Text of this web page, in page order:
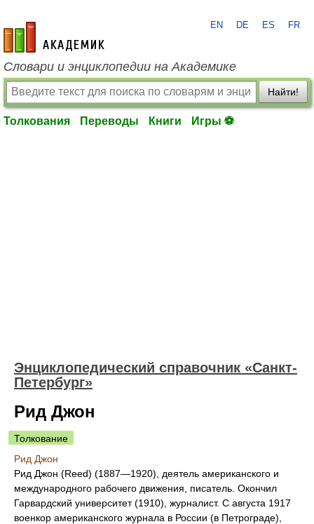
academic.ru
EN DE ES FR
Словари и энциклопедии на Академике
Найти!
Толкования Переводы Книги Игры ⚽
Энциклопедический справочник «Санкт-
Петербург»
Рид Джон
Толкование
Рид Джон
Рид Джон (Reed) (1887—1920), деятель американского и
международного рабочего движения, писатель. Окончил
Гарвардский университет (1910), журналист. С августа 1917
военкор американского журнала в России (в Петрограде),